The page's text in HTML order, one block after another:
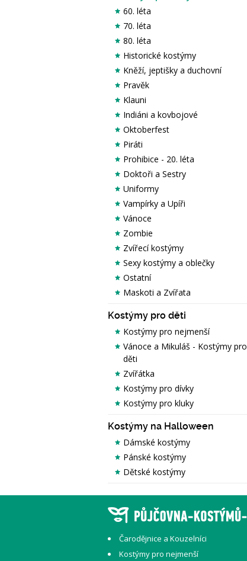
60. léta
70. léta
80. léta
Historické kostýmy
Kněží, jeptišky a duchovní
Pravěk
Klauni
Indiáni a kovbojové
Oktoberfest
Piráti
Prohibice - 20. léta
Doktoři a Sestry
Uniformy
Vampírky a Upíři
Vánoce
Zombie
Zvířecí kostýmy
Sexy kostýmy a oblečky
Ostatní
Maskoti a Zvířata
Kostýmy pro děti
Kostýmy pro nejmenší
Vánoce a Mikuláš - Kostýmy pro
děti
Zvířátka
Kostýmy pro dívky
Kostýmy pro kluky
Kostýmy na Halloween
Dámské kostýmy
Pánské kostýmy
Dětské kostýmy
Čarodějnice a Kouzelníci
Kostýmy pro nejmenší